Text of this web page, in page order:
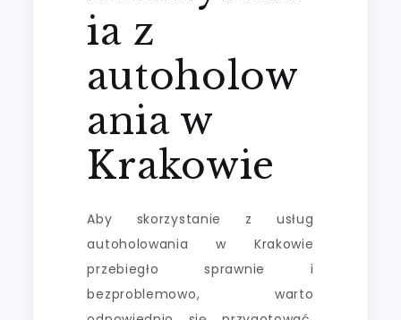
ia z
autoholow
ania w
Krakowie
Aby skorzystanie z usług
autoholowania w Krakowie
przebiegło sprawnie i
bezproblemowo, warto